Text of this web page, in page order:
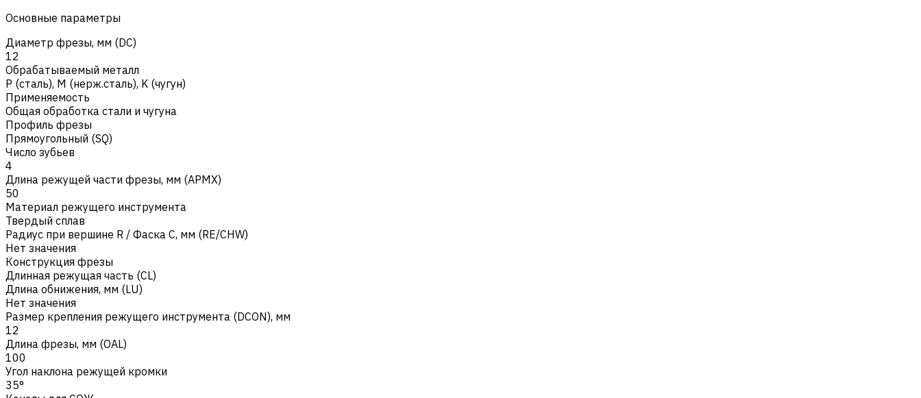
Основные параметры
Диаметр фрезы, мм (DC)
12
Обрабатываемый металл
Р (сталь), M (нерж.сталь), K (чугун)
Применяемость
Общая обработка стали и чугуна
Профиль фрезы
Прямоугольный (SQ)
Число зубьев
4
Длина режущей части фрезы, мм (APMX)
50
Материал режущего инструмента
Твердый сплав
Радиус при вершине R / Фаска C, мм (RE/CHW)
Нет значения
Конструкция фрезы
Длинная режущая часть (CL)
Длина обнижения, мм (LU)
Нет значения
Размер крепления режущего инструмента (DCON), мм
12
Длина фрезы, мм (OAL)
100
Угол наклона режущей кромки
35°